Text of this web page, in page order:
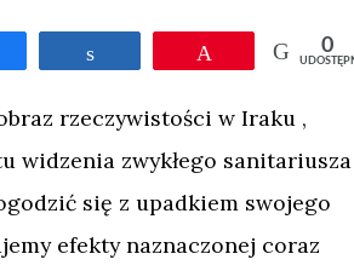
Przypnij 0
rzeczywistości w Iraku ,
widzenia zwykłego sanitariusza
się z upadkiem swojego
efekty naznaczonej coraz